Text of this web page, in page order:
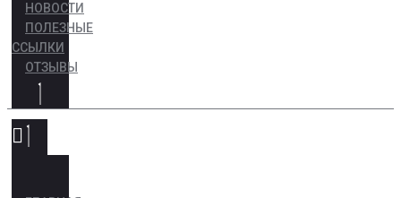
НОВОСТИ
ПОЛЕЗНЫЕ
ССЫЛКИ
ОТЗЫВЫ